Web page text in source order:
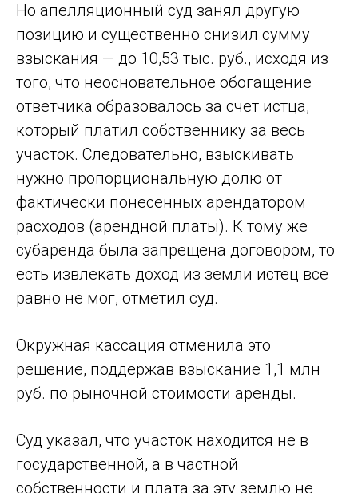
Но апелляционный суд занял другую
позицию и существенно снизил сумму
взыскания — до 10,53 тыс. руб., исходя из
того, что неосновательное обогащение
ответчика образовалось за счет истца,
который платил собственнику за весь
участок. Следовательно, взыскивать
нужно пропорциональную долю от
фактически понесенных арендатором
расходов (арендной платы). К тому же
субаренда была запрещена договором, то
есть извлекать доход из земли истец все
равно не мог, отметил суд.
Окружная кассация отменила это
решение, поддержав взыскание 1,1 млн
руб. по рыночной стоимости аренды.
Суд указал, что участок находится не в
государственной, а в частной
собственности и плата за эту землю не